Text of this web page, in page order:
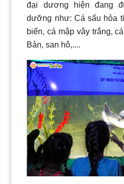
đại dương hiện đang
dưỡng như: Cá sấu hỏa
biển, cá mập vây trắng,
Bản, san hô,....